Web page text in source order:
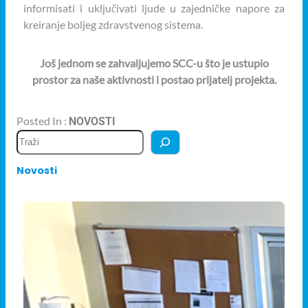
informisati i uključivati ljude u zajedničke napore za
kreiranje boljeg zdravstvenog sistema.
Još jednom se zahvaljujemo SCC-u što je ustupio
prostor za naše aktivnosti i postao prijatelj projekta.
Posted In : NOVOSTI
Novosti